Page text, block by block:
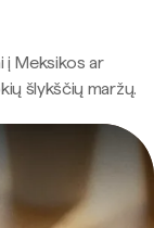
į Meksikos ar
šlykščių maržų.